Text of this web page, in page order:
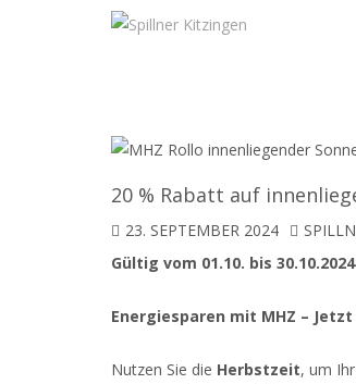
20 % Rabatt auf
23. SEPTEMBER 2024
Gültig vom 01.10. bis 30.10.2024
Energiesparen mit MHZ –
Nutzen Sie die Herbstzeit, um Ihr